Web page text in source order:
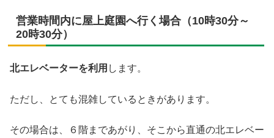
営業時間内に屋上庭園へ行く場合（10時30分～
20時30分）
北エレベーターを利用 します。
ただし、とても混雑しているときがあります。
その場合は、６階まであがり、そこから直通の北エレベー